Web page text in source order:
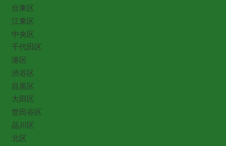
台東区
江東区
中央区
千代田区
港区
渋谷区
目黒区
大田区
世田谷区
品川区
北区